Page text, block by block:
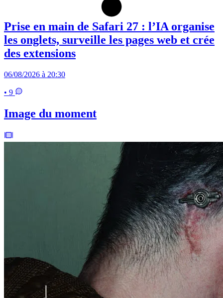
Prise en main de Safari 27 : l’IA organise
les onglets, surveille les pages web et crée
des extensions
06/08/2026 à 20:30
• 9
Image du moment